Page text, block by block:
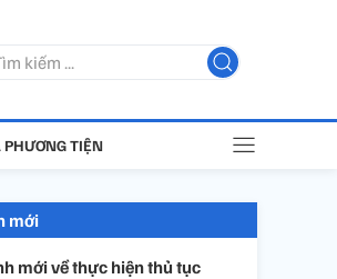
TIỆN
mới
mới về thực hiện thủ tục